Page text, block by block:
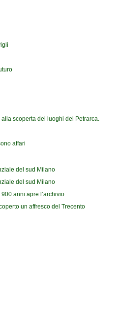
scoperta dei luoghi del Petrarca.
affari
del sud Milano
del sud Milano
anni apre l’archivio
un affresco del Trecento